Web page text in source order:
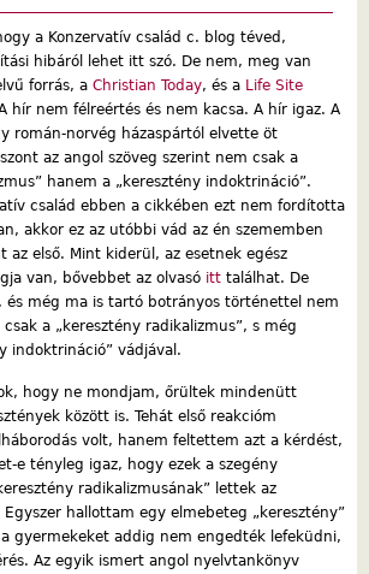
a Konzervatív család c. blog téved,
hibáról lehet itt szó. De nem, meg van
forrás, a Christian Today, és a Life Site
hír nem félreértés és nem kacsa. A hír igaz. A
román-norvég házaspártól elvette öt
az angol szöveg szerint nem csak a
hanem a „keresztény indoktrináció”.
család ebben a cikkében ezt nem fordította
akkor ez az utóbbi vád az én szememben
az első. Mint kiderül, az esetnek egész
van, bővebbet az olvasó itt találhat. De
és még ma is tartó botrányos történettel nem
a „keresztény radikalizmus”, s még
indoktrináció” vádjával.
hogy ne mondjam, őrültek mindenütt
között is. Tehát első reakcióm
volt, hanem feltettem azt a kérdést,
e tényleg igaz, hogy ezek a szegény
radikalizmusának” lettek az
Egyszer hallottam egy elmebeteg „keresztény”
gyermekeket addig nem engedték lefeküdni,
Az egyik ismert angol nyelvtankönyv